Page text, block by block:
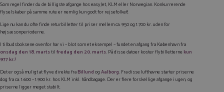
Som regel finder du de billigste afgange hos easyJet, KLM eller Norwegian. Konkurrerende
flyselskaber på samme rute er nemlig kun godt for rejsefolket!
Lige nu kan du ofte finde returbilletter til priser mellem ca. 950 og 1.700 kr. uden for
højsæsonperioderne.
I tilbudsboksene ovenfor har vi – blot som et eksempel – fundet en afgang fra København fra
onsdag den 18. martstilfredag den 20. marts. På disse datoer koster flybilletternekun
977 kr.!
Det er også muligt at flyve direkte fraBillundogAalborg. Fra disse lufthavne starter priserne
dog fra ca. 1.600 – 1.900 kr. hos KLM inkl. håndbagage. Der er flere forskellige afgange i ugen, og
priserne ligger meget stabilt.